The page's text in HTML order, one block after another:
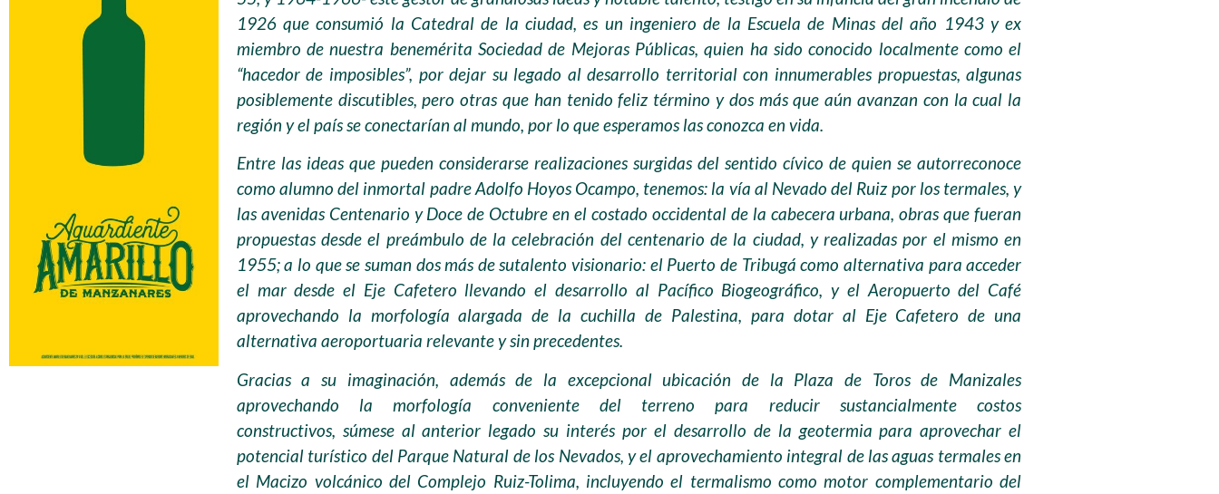
1926 que consumió la Catedral de la ciudad, es un ingeniero de la Escuela de Minas del año 1943 y ex
miembro de nuestra benemérita Sociedad de Mejoras Públicas, quien ha sido conocido localmente como el
“hacedor de imposibles”, por dejar su legado al desarrollo territorial con innumerables propuestas, algunas
posiblemente discutibles, pero otras que han tenido feliz término y dos más que aún avanzan con la cual la
región y el país se conectarían al mundo, por lo que esperamos las conozca en vida.
Entre las ideas que pueden considerarse realizaciones surgidas del sentido cívico de quien se autorreconoce
como alumno del inmortal padre Adolfo Hoyos Ocampo, tenemos: la vía al Nevado del Ruiz por los termales, y
las avenidas Centenario y Doce de Octubre en el costado occidental de la cabecera urbana, obras que fueran
propuestas desde el preámbulo de la celebración del centenario de la ciudad, y realizadas por el mismo en
1955; a lo que se suman dos más de sutalento visionario: el Puerto de Tribugá como alternativa para acceder
el mar desde el Eje Cafetero llevando el desarrollo al Pacífico Biogeográfico, y el Aeropuerto del Café
aprovechando la morfología alargada de la cuchilla de Palestina, para dotar al Eje Cafetero de una
alternativa aeroportuaria relevante y sin precedentes.
Gracias a su imaginación, además de la excepcional ubicación de la Plaza de Toros de Manizales
aprovechando la morfología conveniente del terreno para reducir sustancialmente costos
constructivos, súmese al anterior legado su interés por el desarrollo de la geotermia para aprovechar el
potencial turístico del Parque Natural de los Nevados, y el aprovechamiento integral de las aguas termales en
el Macizo volcánico del Complejo Ruiz-Tolima, incluyendo el termalismo como motor complementario del